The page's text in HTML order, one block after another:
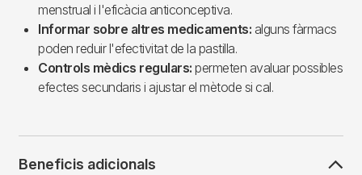
menstrual i l'eficàcia anticonceptiva.
Informar sobre altres medicaments: alguns fàrmacs
poden reduir l'efectivitat de la pastilla.
Controls mèdics regulars: permeten avaluar possibles
efectes secundaris i ajustar el mètode si cal.
Beneficis adicionals